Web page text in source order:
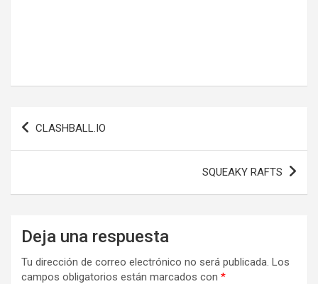
Navegación
CLASHBALL.IO
SQUEAKY RAFTS
Deja una respuesta
Tu dirección de correo electrónico no será publicada. Los
campos obligatorios están marcados con *